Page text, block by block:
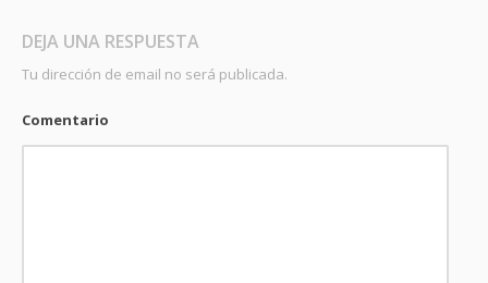
DEJA UNA RESPUESTA
Tu dirección de email no será publicada.
Comentario